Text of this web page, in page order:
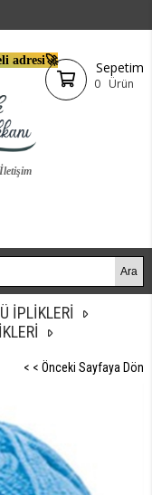
adresi🚀
İletişim
Sepetim
0 Ürün
İPLİKLERİ
< < Önceki Sayfaya Dön